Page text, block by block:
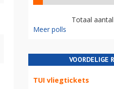
Totaal
Meer polls
VOORDELIGE
TUI vliegtickets